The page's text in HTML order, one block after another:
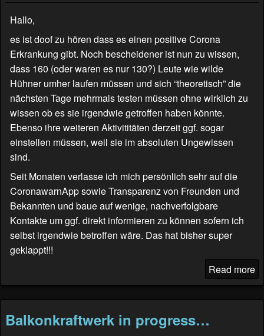
Hallo,
es ist doof zu hören dass es einen positive Corona
Erkrankung gibt. Noch bescheidener ist nun zu wissen,
dass 160 (oder waren es nur 130?) Leute wie wilde
Hühner umher laufen müssen und sich “theoretisch” die
nächsten Tage mehrmals testen müssen ohne wirklich zu
wissen ob es sie irgendwie getroffen haben könnte.
Ebenso ihre weiteren Aktivititäten derzeit ggf. sogar
einstellen müssen, weil sie im absoluten Ungewissen
sind.
Seit Monaten verlasse ich mich persönlich sehr auf die
CoronawarnApp sowie Transparenz von Freunden und
Bekannten und baue auf wenige, nachverfolgbare
Kontakte um ggf. direkt informieren zu können sofern ich
selbst irgendwie betroffen wäre. Das hat bisher super
geklappt!!!
Read more
Balkonkraftwerk in progress…